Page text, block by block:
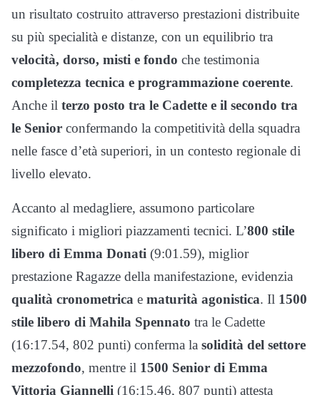
un risultato costruito attraverso prestazioni distribuite
su più specialità e distanze, con un equilibrio tra
velocità, dorso, misti e fondo che testimonia
completezza tecnica e programmazione coerente.
Anche il terzo posto tra le Cadette e il secondo tra
le Senior confermando la competitività della squadra
nelle fasce d’età superiori, in un contesto regionale di
livello elevato.
Accanto al medagliere, assumono particolare
significato i migliori piazzamenti tecnici. L’800 stile
libero di Emma Donati (9:01.59), miglior
prestazione Ragazze della manifestazione, evidenzia
qualità cronometrica e maturità agonistica. Il 1500
stile libero di Mahila Spennato tra le Cadette
(16:17.54, 802 punti) conferma la solidità del settore
mezzofondo, mentre il 1500 Senior di Emma
Vittoria Giannelli (16:15.46, 807 punti) attesta